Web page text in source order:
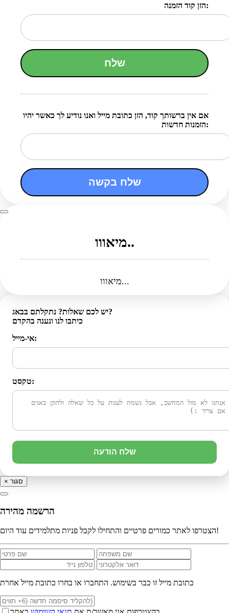
הזן קוד הזמנה:
שלח
אם אין ברשותך קוד, הזן כתובת מייל ואנו נודיע לך כאשר יהיו
הזמנות חדשות:
שלח בקשה
מיאווו..
מיאווו...
יש לכם שאלות? נתקלתם בבאג?
כיתבו לנו ונענה בהקדם
אי-מייל:
טקסט:
שלח הודעה
× סגור
הרשמה מהירה
הצטרפו לאתר כמורים פרטיים והתחילו לקבל פניות מתלמידים עוד היום!
כתובת מייל זו כבר בשימוש. התחברו או בחרו כתובת מייל אחרת